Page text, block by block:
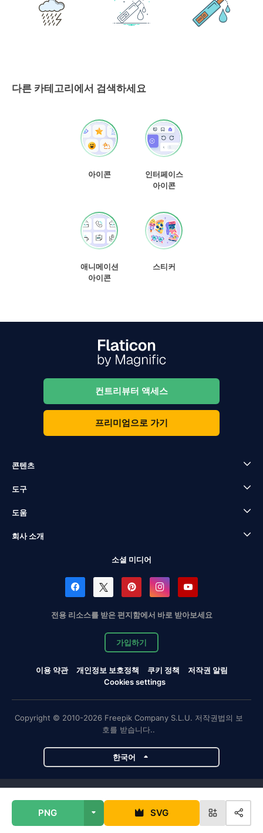
PNG SVG
다른 카테고리에서 검색하세요
아이콘
인터페이스
아이콘
애니메이션
아이콘
스티커
컨트리뷰터 액세스
프리미엄으로 가기
콘텐츠
도구
도움
회사 소개
소셜 미디어
전용 리소스를 받은 편지함에서 바로 받아보세요
가입하기
이용 약관 개인정보 보호정책 쿠키 정책
저작권 알림
Cookies settings
Copyright © 2010-2026 Freepik Company S.L.U. 저작권법의 보
호를 받습니다..
한국어